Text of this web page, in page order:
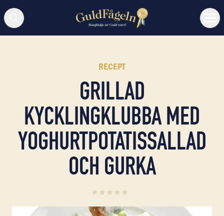
Sök
RECEPT
GRILLAD
KYCKLINGKLUBBA MED
YOGHURTPOTATISSALLAD
OCH GURKA